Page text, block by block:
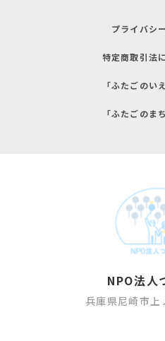
プライバシ
特定商取引法
「ふたごのい
「ふたごのま
NPO法人
兵庫県尼崎市